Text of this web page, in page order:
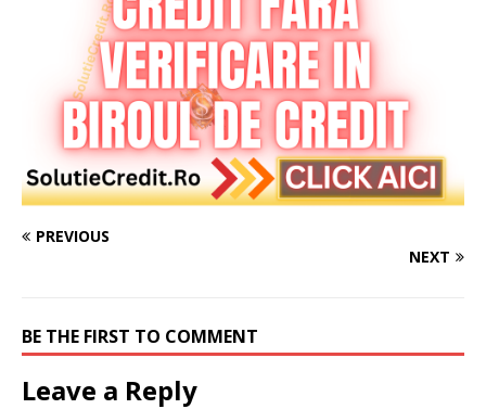
PREVIOUS
NEXT
BE THE FIRST TO COMMENT
Leave a Reply